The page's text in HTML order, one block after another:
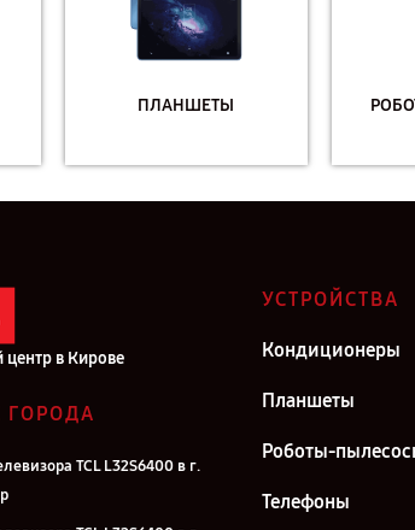
ПЛАНШЕТЫ
в Кирове
ГОРОДА
TCL L32S6400 в г.
УСТРОЙСТВА
Кондиционеры
Планшеты
Роботы-
Телефоны